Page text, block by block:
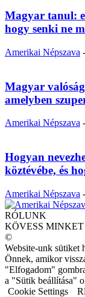
Magyar tanul:
hogy senki ne
Amerikai Népszava -
Magyar
amelyben
Amerikai Népszava -
Hogyan
köztévébe, és
Amerikai Népszava -
RÓLUNK
KÖVESS MINKET
©
Website-unk sütiket
Önnek, amikor
"Elfogadom"
a "Sütik beállítása"
Cookie Settings